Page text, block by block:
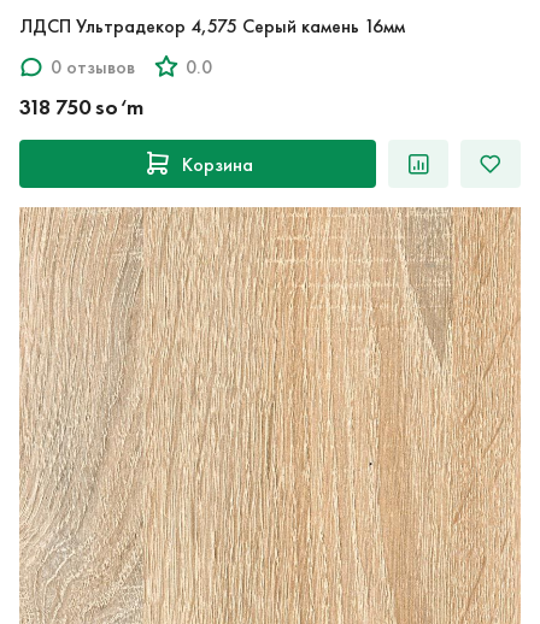
ЛДСП Ультрадекор 4,575 Серый камень 16мм
0 отзывов
0.0
318 750 so‘m
Корзина